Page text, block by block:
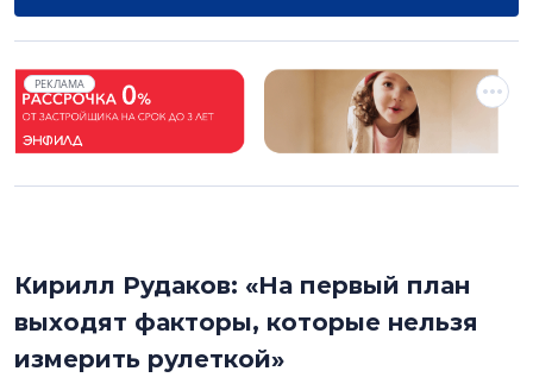
РЕКЛАМА
Кирилл Рудаков: «На первый план
выходят факторы, которые нельзя
измерить рулеткой»